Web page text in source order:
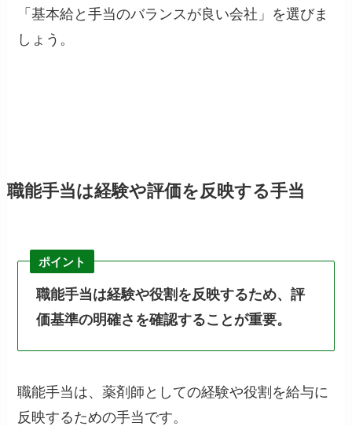
「基本給と手当のバランスが良い会社」を選びま
しょう。
職能手当は経験や評価を反映する手当
ポイント
職能手当は経験や役割を反映するため、評
価基準の明確さを確認することが重要。
職能手当は、薬剤師としての経験や役割を給与に
反映するための手当です。